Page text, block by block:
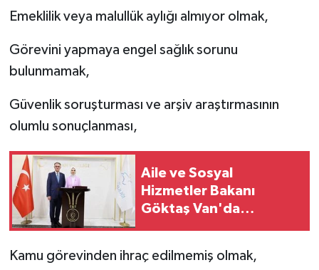
Emeklilik veya malullük aylığı almıyor olmak,
Görevini yapmaya engel sağlık sorunu
bulunmamak,
Güvenlik soruşturması ve arşiv araştırmasının
olumlu sonuçlanması,
Aile ve Sosyal
Hizmetler Bakanı
Göktaş Van'da
Kamu görevinden ihraç edilmemiş olmak,